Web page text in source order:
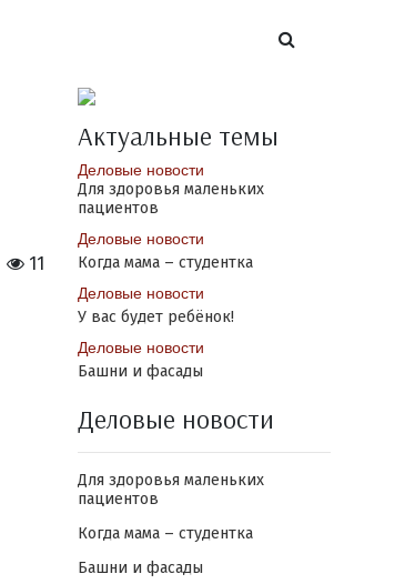
11
Актуальные темы
Деловые новости
Для здоровья маленьких
пациентов
Деловые новости
Когда мама – студентка
Деловые новости
У вас будет ребёнок!
Деловые новости
Башни и фасады
Деловые новости
Для здоровья маленьких
пациентов
Когда мама – студентка
Башни и фасады